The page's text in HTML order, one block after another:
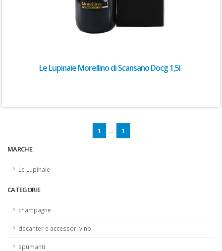
MARCHE
Le Lupinaie
CATEGORIE
champagne
decanter e accessori vino
spumanti
Le Lupinaie Morellino di Scansano Docg 1,5l
1 ... 1